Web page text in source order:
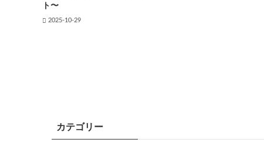
ト〜
2025-10-29
カテゴリー